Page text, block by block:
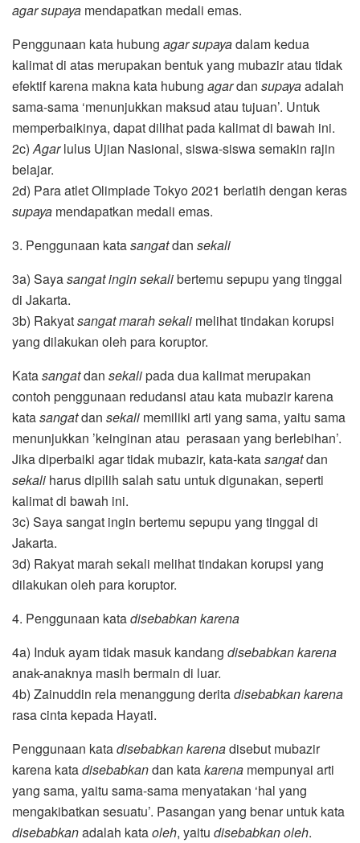
agar supaya mendapatkan medali emas.
Penggunaan kata hubung agar supayadalam kedua
kalimat di atas merupakan bentuk yang mubazir atau tidak
efektif karena makna kata hubung agardan supayaadalah
sama-sama ‘menunjukkan maksud atau tujuan’. Untuk
memperbaikinya, dapat dilihat pada kalimat di bawah ini.
2c)Agarlulus Ujian Nasional, siswa-siswa semakin rajin
belajar.
2d) Para atlet Olimpiade Tokyo 2021 berlatih dengan keras
supaya mendapatkan medali emas.
3. Penggunaan katasangatdan sekali
3a) Sayasangat ingin sekalibertemu sepupu yang tinggal
di Jakarta.
3b) Rakyatsangat marah sekali melihat tindakan korupsi
yang dilakukan oleh para koruptor.
Katasangatdan sekalipada dua kalimat merupakan
contoh penggunaan redudansi atau kata mubazir karena
katasangatdan sekali memiliki arti yang sama, yaitu sama
menunjukkan ’keinginan atau perasaan yang berlebihan’.
Jika diperbaiki agar tidak mubazir, kata-katasangatdan
sekali harus dipilih salah satu untuk digunakan, seperti
kalimat di bawah ini.
3c) Saya sangat ingin bertemu sepupu yang tinggal di
Jakarta.
3d) Rakyat marah sekali melihat tindakan korupsi yang
dilakukan oleh para koruptor.
4. Penggunaan katadisebabkan karena
4a) Induk ayam tidak masuk kandang disebabkan karena
anak-anaknya masih bermain di luar.
4b) Zainuddin rela menanggung deritadisebabkan karena
rasa cinta kepada Hayati.
Penggunaan katadisebabkan karenadisebut mubazir
karena katadisebabkandan katakarena mempunyai arti
yang sama, yaitu sama-sama menyatakan ‘hal yang
mengakibatkan sesuatu’. Pasangan yang benar untuk kata
disebabkanadalah kataoleh, yaitu disebabkan oleh.